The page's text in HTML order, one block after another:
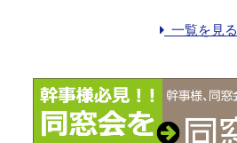
一覧を見る